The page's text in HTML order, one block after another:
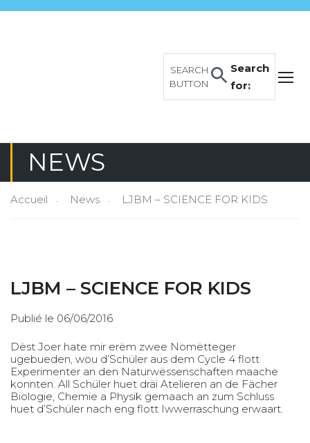
Search
for:
SEARCH
BUTTON
NEWS
Accueil News LJBM – SCIENCE FOR KIDS
LJBM – SCIENCE FOR KIDS
Publié le 06/06/2016
Dëst Joer hate mir erëm zwee Nomëtteger
ugebueden, wou d’Schüler aus dem Cycle 4 flott
Experimenter an den Naturwëssenschaften maache
konnten. All Schüler huet dräi Atelieren an de Fächer
Biologie, Chemie a Physik gemaach an zum Schluss
huet d’Schüler nach eng flott Iwwerraschung erwaart.